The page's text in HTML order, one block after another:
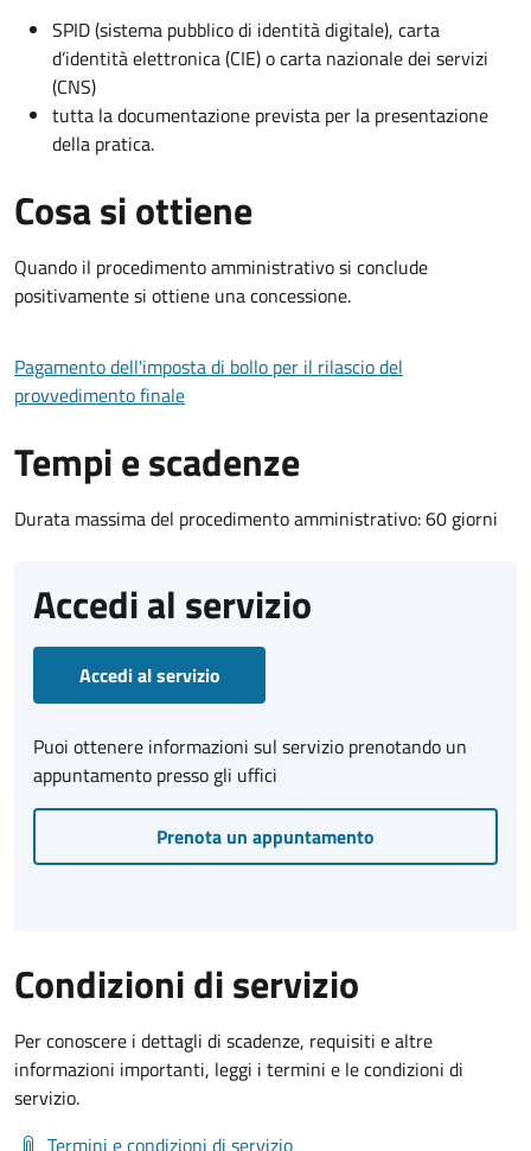
SPID (sistema pubblico di identità digitale), carta
d’identità elettronica (CIE) o carta nazionale dei servizi
(CNS)
tutta la documentazione prevista per la presentazione
della pratica.
Cosa si ottiene
Quando il procedimento amministrativo si conclude
positivamente si ottiene una concessione.
Pagamento dell'imposta di bollo per il rilascio del
provvedimento finale
Tempi e scadenze
Durata massima del procedimento amministrativo: 60 giorni
Accedi al servizio
Accedi al servizio
Puoi ottenere informazioni sul servizio prenotando un
appuntamento presso gli uffici
Prenota un appuntamento
Condizioni di servizio
Per conoscere i dettagli di scadenze, requisiti e altre
informazioni importanti, leggi i termini e le condizioni di
servizio.
Termini e condizioni di servizio